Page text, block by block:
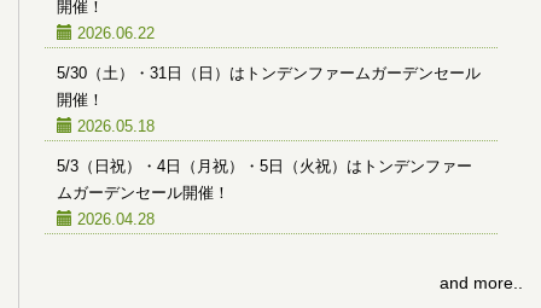
開催！
2026.06.22
5/30（土）・31日（日）はトンデンファームガーデンセール
開催！
2026.05.18
5/3（日祝）・4日（月祝）・5日（火祝）はトンデンファー
ムガーデンセール開催！
2026.04.28
and more..